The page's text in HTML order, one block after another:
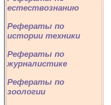
естествознанию
Рефераты по
истории техники
Рефераты по
журналистике
Рефераты по
зоологии